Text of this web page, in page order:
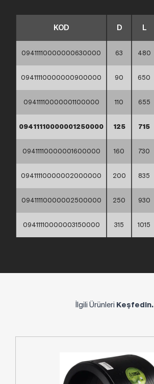
KOD D L
09411110000000630000 63 480
09411110000000900000 90 650
09411110000001100000 110 655
09411110000001250000 125 715
09411110000001600000 160 730
09411110000002000000 200 835
09411110000002500000 250 930
09411110000003150000 315 1015
İlgili Ürünleri Keşfedin.